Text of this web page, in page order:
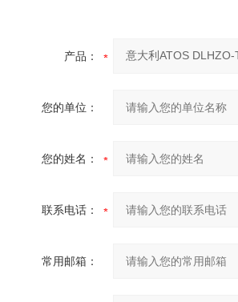
产品：
您的单位：
您的姓名：
联系电话：
常用邮箱：